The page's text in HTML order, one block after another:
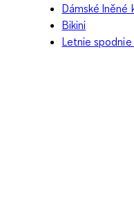
Dámské lněné
Bikini
Letnie spodnie